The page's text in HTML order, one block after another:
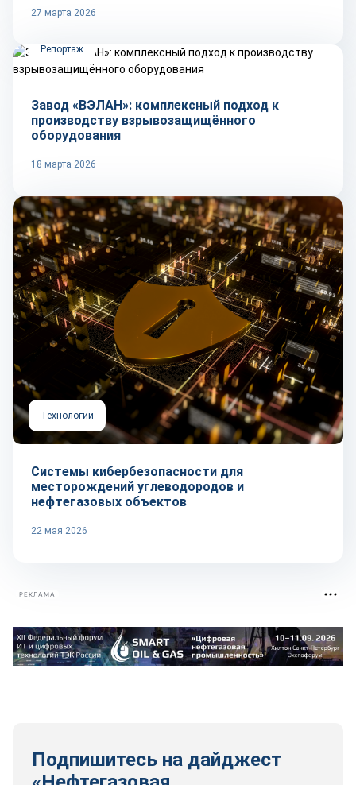
27 марта 2026
Репортаж
Завод «ВЭЛАН»: комплексный подход к
производству взрывозащищённого
оборудования
18 марта 2026
Технологии
Системы кибербезопасности для
месторождений углеводородов и
нефтегазовых объектов
22 мая 2026
РЕКЛАМА
Подпишитесь на дайджест